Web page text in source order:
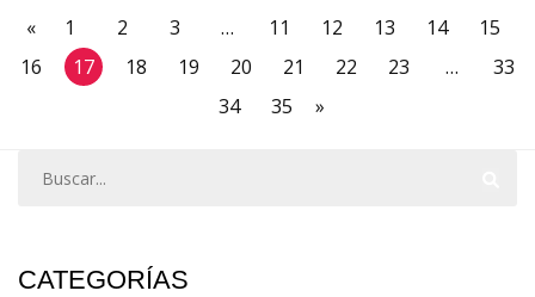
« 1 2 3 … 11 12 13 14
15
16
17 18 19 20 21 22 23 …
33
34
35 »
CATEGORÍAS